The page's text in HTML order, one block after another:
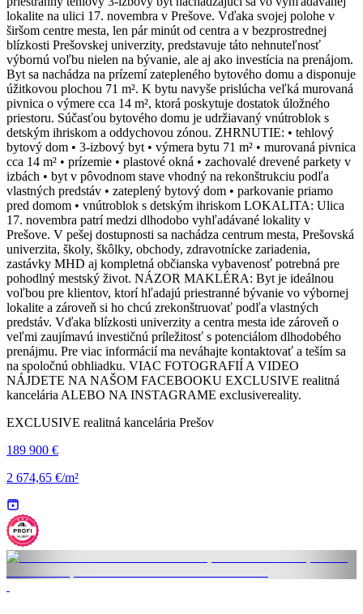
lokalite na ulici 17. novembra v Prešove. Vďaka svojej polohe v
širšom centre mesta, len pár minút od centra a v bezprostrednej
blízkosti Prešovskej univerzity, predstavuje táto nehnuteľnosť
výbornú voľbu nielen na bývanie, ale aj ako investícia na prenájom.
Byt sa nachádza na prízemí zatepleného bytového domu a disponuje
úžitkovou plochou 71 m². K bytu navyše prislúcha veľká murovaná
pivnica o výmere cca 14 m², ktorá poskytuje dostatok úložného
priestoru. Súčasťou bytového domu je udržiavaný vnútroblok s
detským ihriskom a oddychovou zónou. ZHRNUTIE: • tehlový
bytový dom • 3-izbový byt • výmera bytu 71 m² • murovaná pivnica
cca 14 m² • prízemie • plastové okná • zachovalé drevené parkety v
izbách • byt v pôvodnom stave vhodný na rekonštrukciu podľa
vlastných predstáv • zateplený bytový dom • parkovanie priamo
pred domom • vnútroblok s detským ihriskom LOKALITA: Ulica
17. novembra patrí medzi dlhodobo vyhľadávané lokality v
Prešove. V pešej dostupnosti sa nachádza centrum mesta, Prešovská
univerzita, školy, škôlky, obchody, zdravotnícke zariadenia,
zastávky MHD aj kompletná občianska vybavenosť potrebná pre
pohodlný mestský život. NÁZOR MAKLÉRA: Byt je ideálnou
voľbou pre klientov, ktorí hľadajú priestranné bývanie vo výbornej
lokalite a zároveň si ho chcú zrekonštruovať podľa vlastných
predstáv. Vďaka blízkosti univerzity a centra mesta ide zároveň o
veľmi zaujímavú investičnú príležitosť s potenciálom dlhodobého
prenájmu. Pre viac informácií ma neváhajte kontaktovať a teším sa
na spoločnú obhliadku. VIAC FOTOGRAFIÍ A VIDEO
NÁJDETE NA NAŠOM FACEBOOKU EXCLUSIVE realitná
kancelária ALEBO NA INSTAGRAME exclusivereality.
EXCLUSIVE realitná kancelária Prešov
189 900 €
2 674,65 €/m²